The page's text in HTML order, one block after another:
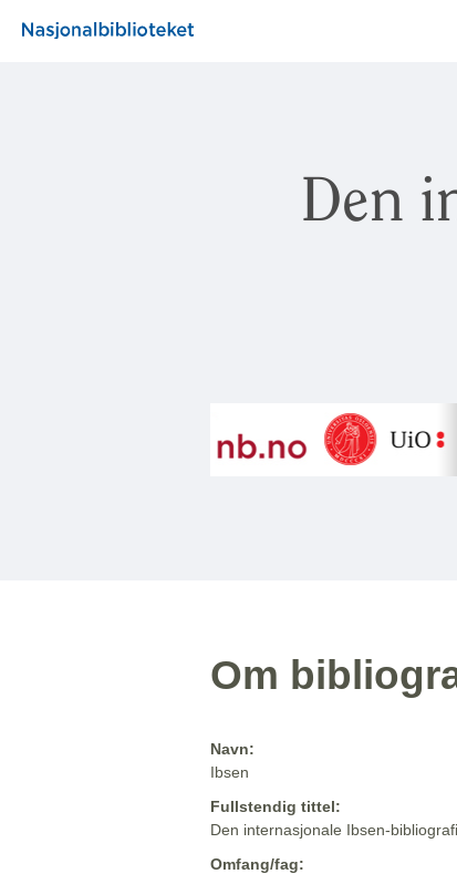
Den
Om
Navn:
Ibsen
Fullstendig tittel:
Den internasjonale Ibsen-
Omfang/fag: